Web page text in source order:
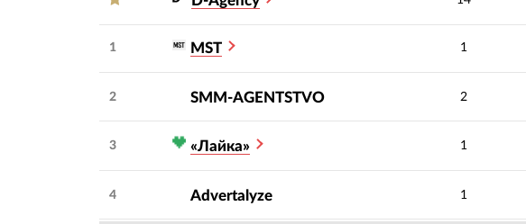
1 MST 1
2 SMM-AGENTSTVO 2
3 «Лайка» 1
4 Advertalyze 1